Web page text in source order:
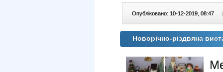
Опубліковано: 10-12-2019, 08:47 |
Новорічно-різдвяна